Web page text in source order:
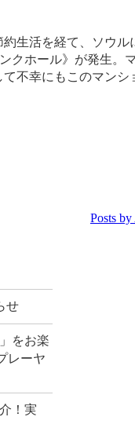
生活を経て、ソウ
クホール》が発生。
不幸にもこのマン
せ
をお楽
レーヤ
！実